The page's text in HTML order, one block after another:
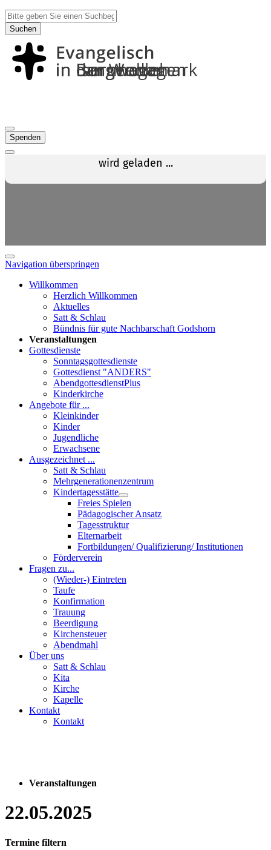
Suchen
Spenden
Navigation überspringen
Willkommen
Herzlich Willkommen
Aktuelles
Satt & Schlau
Bündnis für gute Nachbarschaft Godshorn
Veranstaltungen
Gottesdienste
Sonntagsgottesdienste
Gottesdienst "ANDERS"
AbendgottesdienstPlus
Kinderkirche
Angebote für ...
Kleinkinder
Kinder
Jugendliche
Erwachsene
Ausgezeichnet ...
Satt & Schlau
Mehrgenerationenzentrum
Kindertagesstätte
Freies Spielen
Pädagogischer Ansatz
Tagesstruktur
Elternarbeit
Fortbildungen/ Qualifizierung/ Institutionen
Förderverein
Fragen zu...
(Wieder-) Eintreten
Taufe
Konfirmation
Trauung
Beerdigung
Kirchensteuer
Abendmahl
Über uns
Satt & Schlau
Kita
Kirche
Kapelle
Kontakt
Kontakt
Veranstaltungen
22.05.2025
Termine filtern